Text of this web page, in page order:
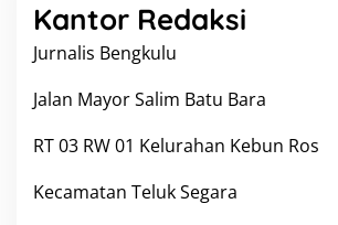
M
E
I
,
2
2
6
L
E
Kantor Redaksi
Jurnalis Bengkulu
Jalan Mayor Salim Batu Bara
RT 03 RW 01 Kelurahan Kebun Ros
Kecamatan Teluk Segara